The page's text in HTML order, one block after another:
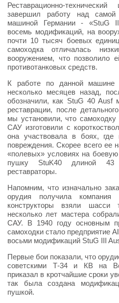
Реставрационно-
завершил работу над самой
машиной Германии - «StuG
восемь модификаций, на
почти 10 тысяч боевых
самоходка отличалась
вооружением, что позволило
противотанковых средств.
К работе по данной машине
несколько месяцев назад,
обозначили, как StuG 40 Ausf
реставрации, после
мы установили, что самоходку
САУ изготовили с
она участвовала в боях, где
повреждения. Скорее всего ее
«полевых» условиях на
пушку StuK40 длиной 43
реставраторы.
Напомним, что изначально
орудия получила компания
конструкторы взяли шасси
несколько лет мастера
САУ. В 1940 году основным
самоходки стало предприятие
восьми модификаций StuG III
Первые бои показали, что
советскими Т-34 и КВ на
приказал в кротчайшие сроки
так была создана
пушкой.